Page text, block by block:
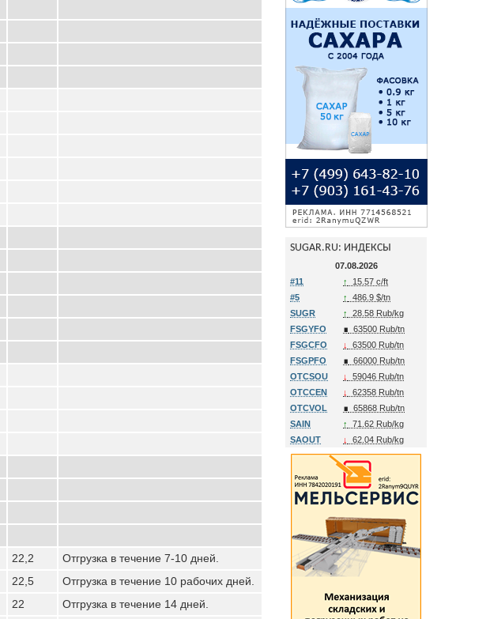
22,2
Отгрузка в течение 7-10 дней.
22,5
Отгрузка в течение 10 рабочих дней.
22
Отгрузка в течение 14 дней.
SUGAR.RU: ИНДЕКСЫ
07.08.2026
#11
↑
15.57 c/ft
#5
↑
486.9 $/tn
SUGR
↑
28.58 Rub/kg
FSGYFO
∎ 63500 Rub/tn
FSGCFO
↓
63500 Rub/tn
FSGPFO
∎ 66000 Rub/tn
OTCSOU
↓
59046 Rub/tn
OTCCEN
↓
62358 Rub/tn
OTCVOL
∎ 65868 Rub/tn
SAIN
↑
71.62 Rub/kg
SAOUT
↓ 62.04 Rub/kg